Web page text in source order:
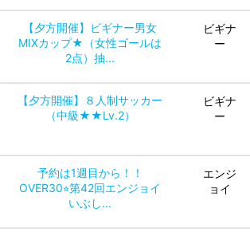
【夕方開催】ビギナー男女
MIXカップ★（女性ゴールは
2点）抽...
ビギナ
ー
【夕方開催】８人制サッカー
（中級★★Lv.2）
ビギナ
ー
予約は1週目から！！
OVER30⭐︎第42回エンジョイ
いぶし...
エンジ
ョイ